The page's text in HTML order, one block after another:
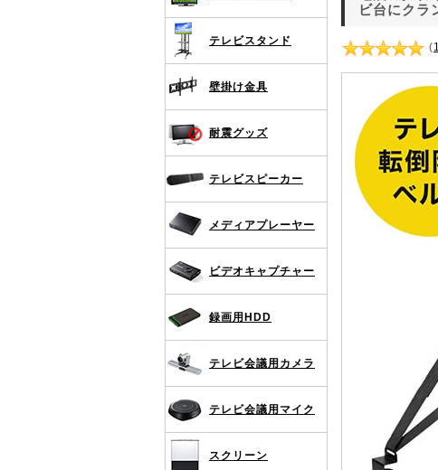
テレビスタンド
壁掛け金具
耐震グッズ
テレビスピーカー
メディアプレーヤー
ビデオキャプチャー
録画用HDD
テレビ会議用カメラ
テレビ会議用マイク
スクリーン
ビ台にクラ
(